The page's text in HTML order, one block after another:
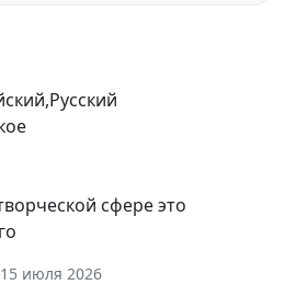
сфере это
июля 2026